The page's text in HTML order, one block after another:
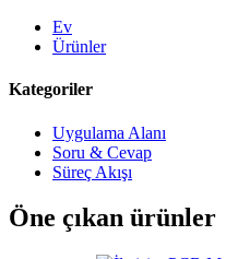
Ev
Ürünler
Kategoriler
Uygulama Alanı
Soru & Cevap
Süreç Akışı
Öne çıkan ürünler